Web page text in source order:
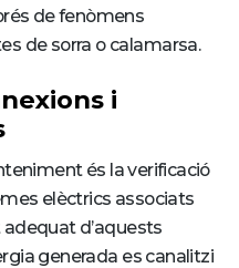
de fenòmens
de sorra o calamarsa.
i
és la verificació
elèctrics associats
d’aquests
generada es canalitzi